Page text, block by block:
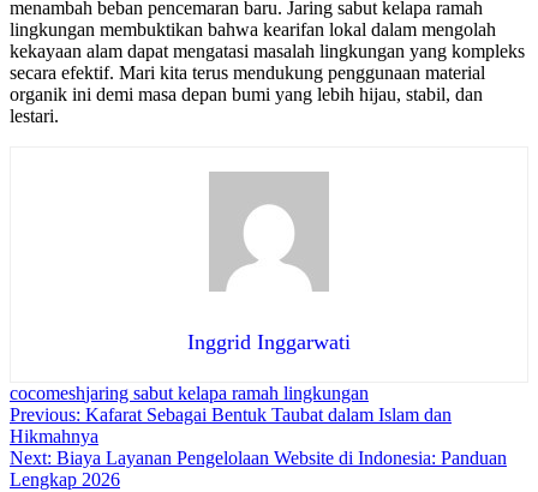
menambah beban pencemaran baru. Jaring sabut kelapa ramah
lingkungan membuktikan bahwa kearifan lokal dalam mengolah
kekayaan alam dapat mengatasi masalah lingkungan yang kompleks
secara efektif. Mari kita terus mendukung penggunaan material
organik ini demi masa depan bumi yang lebih hijau, stabil, dan
lestari.
Inggrid Inggarwati
cocomeshjaring sabut kelapa ramah lingkungan
Navigasi
pos
Previous: Kafarat Sebagai Bentuk Taubat dalam Islam dan
Hikmahnya
Next: Biaya Layanan Pengelolaan Website di Indonesia: Panduan
Lengkap 2026